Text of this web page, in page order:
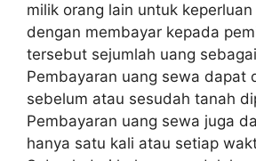
milik orang lain untuk
dengan membayar kepada
tersebut sejumlah uang
Pembayaran uang sewa dapat
sebelum atau sesudah tanah
Pembayaran uang sewa juga
hanya satu kali atau setiap